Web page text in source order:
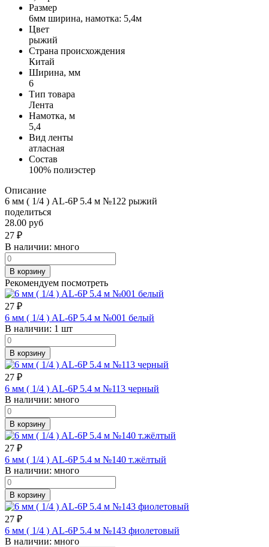
Размер
6мм ширина, намотка: 5,4м
Цвет
рыжий
Страна происхождения
Китай
Ширина, мм
6
Тип товара
Лента
Намотка, м
5,4
Вид ленты
атласная
Состав
100% полиэстер
Описание
6 мм ( 1/4 ) AL-6P 5.4 м №122 рыжий
поделиться
28.00 руб
27 ₽
В наличии: много
В корзину
Рекомендуем посмотреть
27 ₽
6 мм ( 1/4 ) AL-6P 5.4 м №001 белый
В наличии: 1 шт
В корзину
27 ₽
6 мм ( 1/4 ) AL-6P 5.4 м №113 черный
В наличии: много
В корзину
27 ₽
6 мм ( 1/4 ) AL-6P 5.4 м №140 т.жёлтый
В наличии: много
В корзину
27 ₽
6 мм ( 1/4 ) AL-6P 5.4 м №143 фиолетовый
В наличии: много